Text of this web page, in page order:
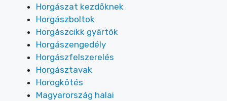
Horgászat kezdőknek
Horgászboltok
Horgászcikk gyártók
Horgászengedély
Horgászfelszerelés
Horgásztavak
Horogkötés
Magyarország halai